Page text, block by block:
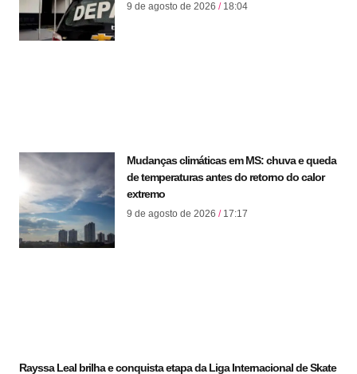
9 de agosto de 2026 18:04
Mudanças climáticas em MS: chuva e queda
de temperaturas antes do retorno do calor
extremo
9 de agosto de 2026 17:17
Rayssa Leal brilha e conquista etapa da Liga Internacional de Skate